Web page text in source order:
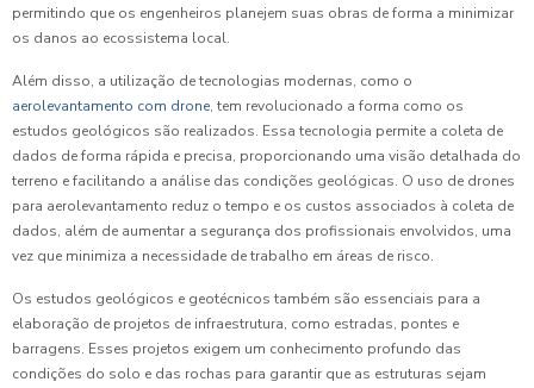
permitindo que os engenheiros planejem suas obras de forma a minimizar
os danos ao ecossistema local.
Além disso, a utilização de tecnologias modernas, como o
aerolevantamento com drone, tem revolucionado a forma como os
estudos geológicos são realizados. Essa tecnologia permite a coleta de
dados de forma rápida e precisa, proporcionando uma visão detalhada do
terreno e facilitando a análise das condições geológicas. O uso de drones
para aerolevantamento reduz o tempo e os custos associados à coleta de
dados, além de aumentar a segurança dos profissionais envolvidos, uma
vez que minimiza a necessidade de trabalho em áreas de risco.
Os estudos geológicos e geotécnicos também são essenciais para a
elaboração de projetos de infraestrutura, como estradas, pontes e
barragens. Esses projetos exigem um conhecimento profundo das
condições do solo e das rochas para garantir que as estruturas sejam